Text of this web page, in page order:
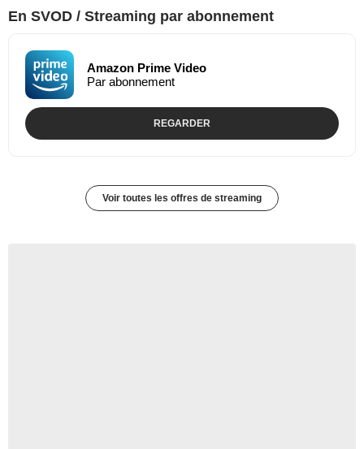
En SVOD / Streaming par abonnement
Amazon Prime Video
Par abonnement
REGARDER
Voir toutes les offres de streaming